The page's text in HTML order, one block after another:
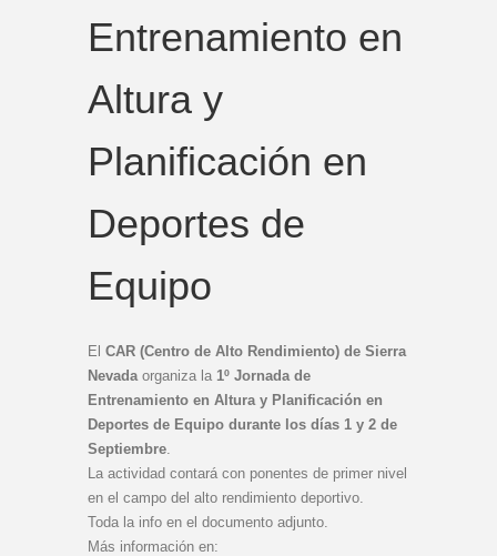
Entrenamiento en
Altura y
Planificación en
Deportes de
Equipo
El CAR (Centro de Alto Rendimiento) de Sierra
Nevadaorganiza la 1º Jornada de
Entrenamiento en Altura y Planificación en
Deportes de Equipo durante los días 1 y 2 de
Septiembre.
La actividad contará con ponentes de primer nivel
en el campo del alto rendimiento deportivo.
Toda la info en el documento adjunto.
Más información en: